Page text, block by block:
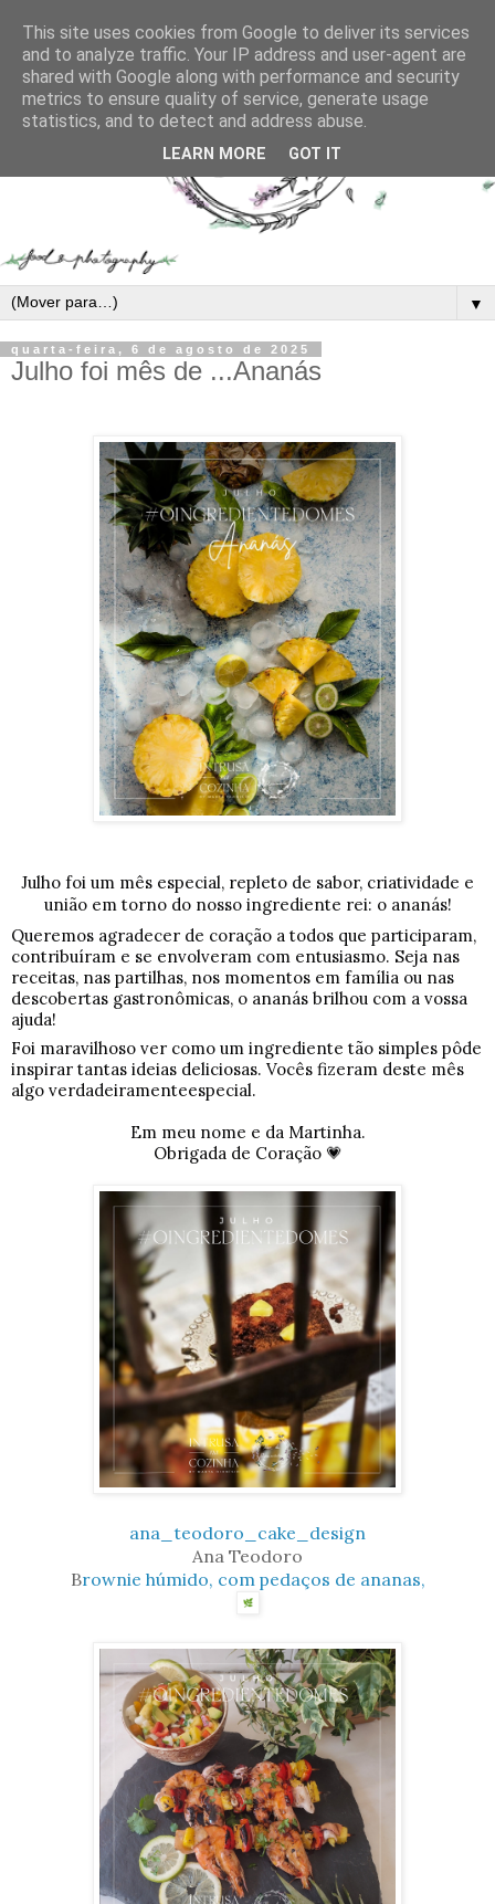
▼
quarta-feira, 6 de agosto de 2025
Julho foi mês de ...Ananás
Julho foi um mês especial, repleto de sabor, criatividade e
união em torno do nosso ingrediente rei: o ananás!
Queremos agradecer de coração a todos que participaram,
contribuíram e se envolveram com entusiasmo. Seja nas
receitas, nas partilhas, nos momentos em família ou nas
descobertas gastronômicas, o ananás brilhou com a vossa
ajuda!
Foi maravilhoso ver como um ingrediente tão simples pôde
inspirar tantas ideias deliciosas. Vocês fizeram deste mês
algo verdadeiramenteespecial.
Em meu nome e da Martinha.
Obrigada de Coração 💗
ana_teodoro_cake_design
Ana Teodoro
Brownie húmido, com pedaços de ananas,
This site uses cookies from Google to deliver its services
and to analyze traffic. Your IP address and user-agent are
shared with Google along with performance and security
metrics to ensure quality of service, generate usage
statistics, and to detect and address abuse.
LEARN MORE GOT IT